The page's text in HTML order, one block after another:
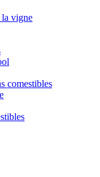
vigne
comestibles